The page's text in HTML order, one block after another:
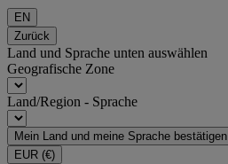
EN
Zurück
Land und Sprache unten auswählen
Geografische Zone
Land/Region - Sprache
Mein Land und meine Sprache bestätigen
EUR (€)